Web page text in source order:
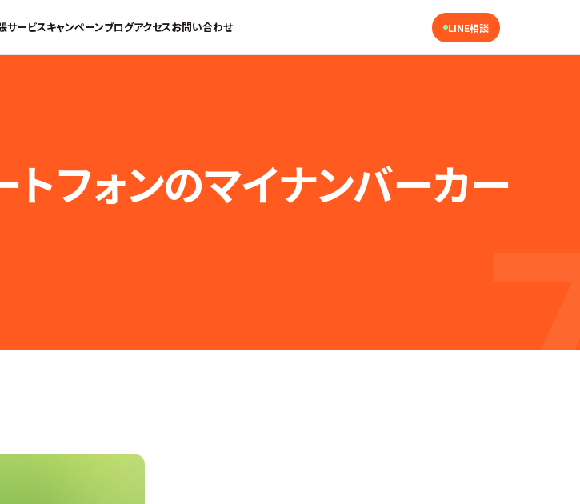
サービスキャンペーンブログアクセスお問い合わせ LINE相談
フォンのマイナンバーカー